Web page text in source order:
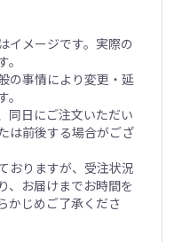
イメージです。実際の
の事情により変更・延
同日にご注文いただい
は前後する場合がござ
おりますが、受注状況
、お届けまでお時間を
かじめご了承くださ